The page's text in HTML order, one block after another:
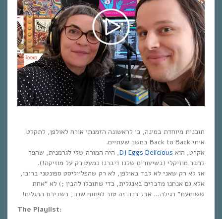
תוכנית מיוחדת במינה, כי לראשונה הזמנתי אורח לאולפן, לתקלט
איתי Back to Back במשך שעתיים.
אקרט, הוא DJ Eggs Delicious, היה המורה שלי לגרמנית, שהפך
לחבר מוזיקלי (בשיעורים שלנו דיברנו כמעט רק על מוזיקה!).
אז לא רק שאני לא לבד באולפן, לא רק שהפלייליסט ספונטני ברובו,
אלא גם אנחנו מדברים באנגלית, כדי שתוכלו להבין ;) לא “אחת
ששומעת” רגילה… אבל ככה זה טוב לפתוח שנה, בשבירת הרגלים!
The Playlist: